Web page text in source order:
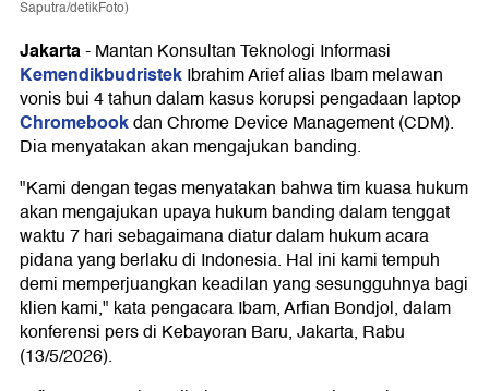
Saputra/detikFoto)
Jakarta-Mantan Konsultan Teknologi Informasi
KemendikbudristekIbrahim Arief alias Ibam melawan
vonis bui 4 tahun dalam kasus korupsi pengadaan laptop
Chromebookdan Chrome Device Management (CDM).
Dia menyatakan akan mengajukan banding.
"Kami dengan tegas menyatakan bahwa tim kuasa hukum
akan mengajukan upaya hukum banding dalam tenggat
waktu 7 hari sebagaimana diatur dalam hukum acara
pidana yang berlaku di Indonesia. Hal ini kami tempuh
demi memperjuangkan keadilan yang sesungguhnya bagi
klien kami," kata pengacara Ibam, Arfian Bondjol, dalam
konferensi pers di Kebayoran Baru, Jakarta, Rabu
(13/5/2026).